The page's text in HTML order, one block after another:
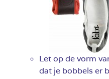
Let op de vorm
dat je bobbels er